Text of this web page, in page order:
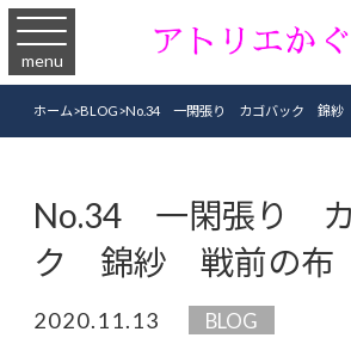
menu
ホーム>BLOG>No.34 一閑張り カゴバック 錦紗
No.34 一閑張り
ク 錦紗 戦前の布
2020.11.13 BLOG